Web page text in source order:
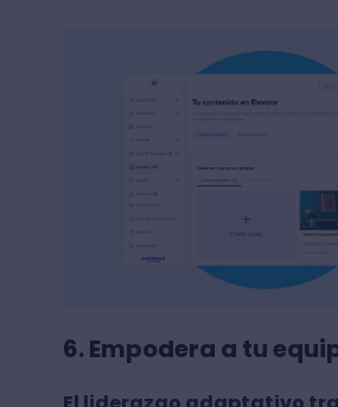
6. Empodera a tu